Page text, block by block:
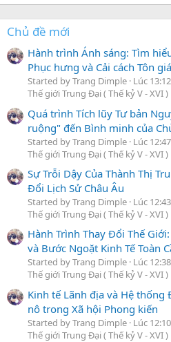
Chủ đề mới
Hành trình Ánh sáng: Tìm
Phục hưng và Cải cách Tôn
Started by Trang Dimple Lúc 13:12
Thế giới Trung Đại ( Thế kỷ V - XVI )
Quá trình Tích lũy Tư bản
ruộng" đến Bình minh của
Started by Trang Dimple Lúc 12:47
Thế giới Trung Đại ( Thế kỷ V - XVI )
Sự Trỗi Dậy Của Thành Thị
Đổi Lịch Sử Châu Âu
Started by Trang Dimple Lúc 12:43
Thế giới Trung Đại ( Thế kỷ V - XVI )
Hành Trình Thay Đổi Thế
và Bước Ngoặt Kinh Tế Toàn
Started by Trang Dimple Lúc 12:38
Thế giới Trung Đại ( Thế kỷ V - XVI )
Kinh tế Lãnh địa và Hệ thống
nô trong Xã hội Phong kiến
Started by Trang Dimple Lúc 12:10
Thế giới Trung Đại ( Thế kỷ V - XVI )